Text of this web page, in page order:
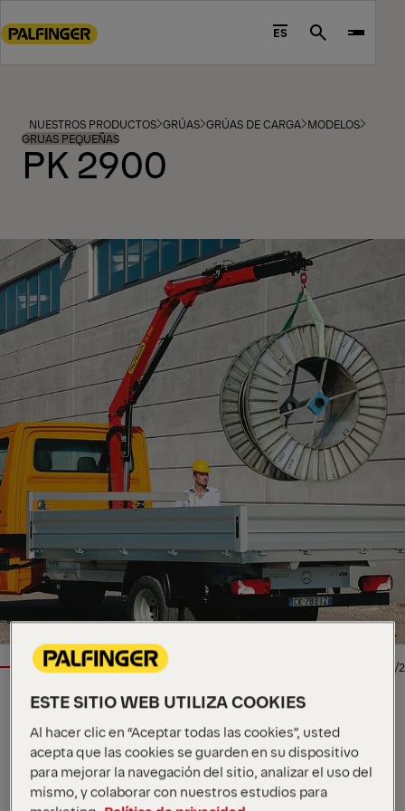
to
footer
content
ES Search
NUESTROS PRODUCTOS GRÚAS GRÚAS DE CARGA MODELOS
GRUAS PEQUEÑAS
PK 2900
1/2
Especificaciones clave
Momento máximo de elevación 2,5 mt
Capacidad máxima de carga 990 kg
ESTE SITIO WEB UTILIZA COOKIES
Al hacer clic en “Aceptar todas las cookies”, usted
acepta que las cookies se guarden en su dispositivo
para mejorar la navegación del sitio, analizar el uso del
mismo, y colaborar con nuestros estudios para